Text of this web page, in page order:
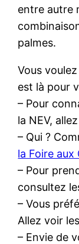
entre autre
palmes.
Vous
est là pour
– Pour
la NEV,
– Qui ?
la Foire aux
– Pour
consultez
– Vous
Allez voir les
– Envie de